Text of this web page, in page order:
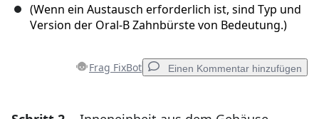
(Wenn ein Austausch erforderlich ist, sind Typ und
Version der Oral-B Zahnbürste von Bedeutung.)
Frag FixBot Einen Kommentar hinzufügen